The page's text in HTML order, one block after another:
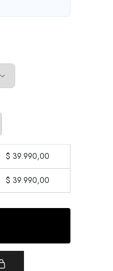
$ 39.990,00
$ 39.990,00